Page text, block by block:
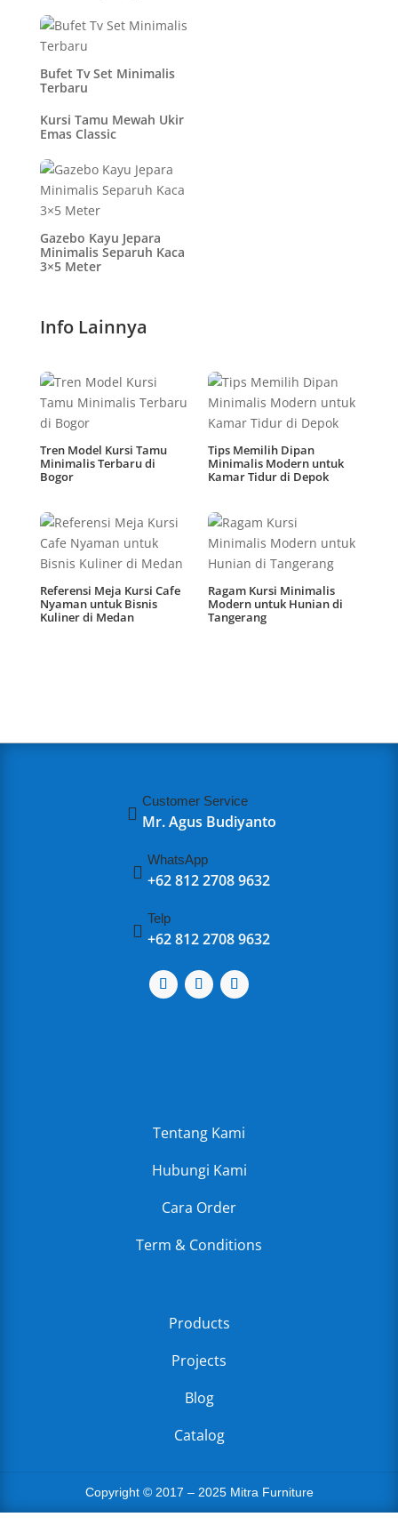
Bufet Tv Set Minimalis
Terbaru
Kursi Tamu Mewah Ukir
Emas Classic
Gazebo Kayu Jepara
Minimalis Separuh Kaca
3×5 Meter
Info Lainnya
Tren Model Kursi Tamu
Minimalis Terbaru di
Bogor
Tips Memilih Dipan
Minimalis Modern untuk
Kamar Tidur di Depok
Referensi Meja Kursi Cafe
Nyaman untuk Bisnis
Kuliner di Medan
Ragam Kursi Minimalis
Modern untuk Hunian di
Tangerang

Customer Service
Mr. Agus Budiyanto

WhatsApp
+62 812 2708 9632

Telp
+62 812 2708 9632
Tentang Kami
Hubungi Kami
Cara Order
Term & Conditions
Products
Projects
Blog
Catalog
Copyright © 2017 – 2025 Mitra Furniture